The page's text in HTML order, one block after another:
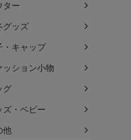
ター
グッズ
・キャップ
ッション小物
グ
ズ・ベビー
他